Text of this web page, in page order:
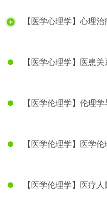
【医学心理学】心理治
【医学心理学】医患关
【医学伦理学】伦理
【医学伦理学】医学
【医学伦理学】医疗